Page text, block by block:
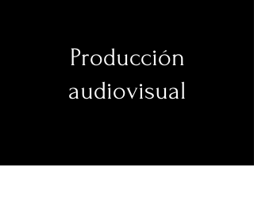
Producción
audiovisual